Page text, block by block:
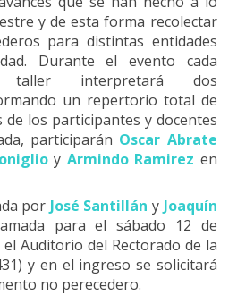
y de esta forma recolectar
para distintas entidades
Durante el evento cada
taller interpretará dos
un repertorio total de
de los participantes y docentes
participarán Oscar Abrate
y Armindo Ramirez en
por José Santillán y Joaquín
para el sábado 12 de
Auditorio del Rectorado de la
y en el ingreso se solicitará
no perecedero.